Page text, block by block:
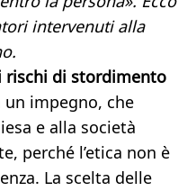
intervenuti alla
rischi di stordimento
impegno, che
e alla società
perché l’etica non è
La scelta delle